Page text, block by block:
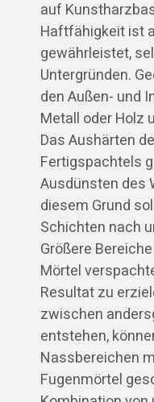
auf
Haftfähigkeit ist
gewährleistet,
Untergründen.
den Außen- und
Metall oder Holz
Das Aushärten
Fertigspachtels
Ausdünsten des
diesem Grund
Schichten nach
Größere
Mörtel
Resultat zu
zwischen
entstehen,
Nassbereichen
Fugenmörtel